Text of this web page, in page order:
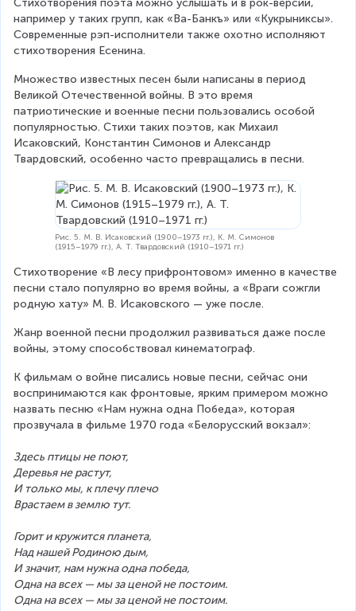
например у таких групп, как «Ва-Банкъ» или «Кукрыниксы».
Современные рэп-исполнители также охотно исполняют
стихотворения Есенина.
Множество известных песен были написаны в период
Великой Отечественной войны. В это время
патриотические и военные песни пользовались особой
популярностью. Стихи таких поэтов, как Михаил
Исаковский, Константин Симонов и Александр
Твардовский, особенно часто превращались в песни.
Рис. 5. М. В. Исаковский (1900–1973 гг.), К. М. Симонов
(1915–1979 гг.), А. Т. Твардовский (1910–1971 гг.)
Стихотворение «В лесу прифронтовом» именно в качестве
песни стало популярно во время войны, а «Враги сожгли
родную хату» М. В. Исаковского — уже после.
Жанр военной песни продолжил развиваться даже после
войны, этому способствовал кинематограф.
К фильмам о войне писались новые песни, сейчас они
воспринимаются как фронтовые, ярким примером можно
назвать песню «Нам нужна одна Победа», которая
прозвучала в фильме 1970 года «Белорусский вокзал»:
Здесь птицы не поют,
Деревья не растут,
И только мы, к плечу плечо
Врастаем в землю тут.
Горит и кружится планета,
Над нашей Родиною дым,
И значит, нам нужна одна победа,
Одна на всех — мы за ценой не постоим.
Одна на всех — мы за ценой не постоим.